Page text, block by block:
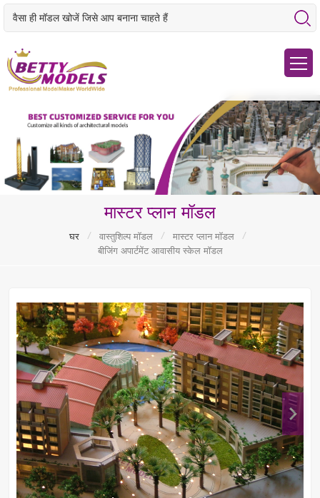
मास्टर प्लान मॉडल
घर / वास्तुशिल्प मॉडल / मास्टर प्लान मॉडल
/
बीजिंग अपार्टमेंट आवासीय स्केल मॉडल